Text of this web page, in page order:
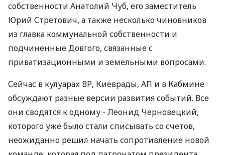
собственности Анатолий Чуб, его заместитель
Юрий Стретович, а также несколько чиновников
из главка коммунальной собственности и
подчиненные Довгого, связанные с
приватизационными и земельными вопросами.
Сейчас в кулуарах ВР, Киеврады, АП и в Кабмине
обсуждают разные версии развития событий. Все
они сводятся к одному - Леонид Черновецкий,
которого уже было стали списывать со счетов,
неожиданно решил начать сопротивление новой